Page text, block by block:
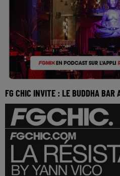
FG CHIC INVITE : LE BUDDHA BAR
Réécoutez le FG Chic invite le
Papa Deejay du mardi 26 mai